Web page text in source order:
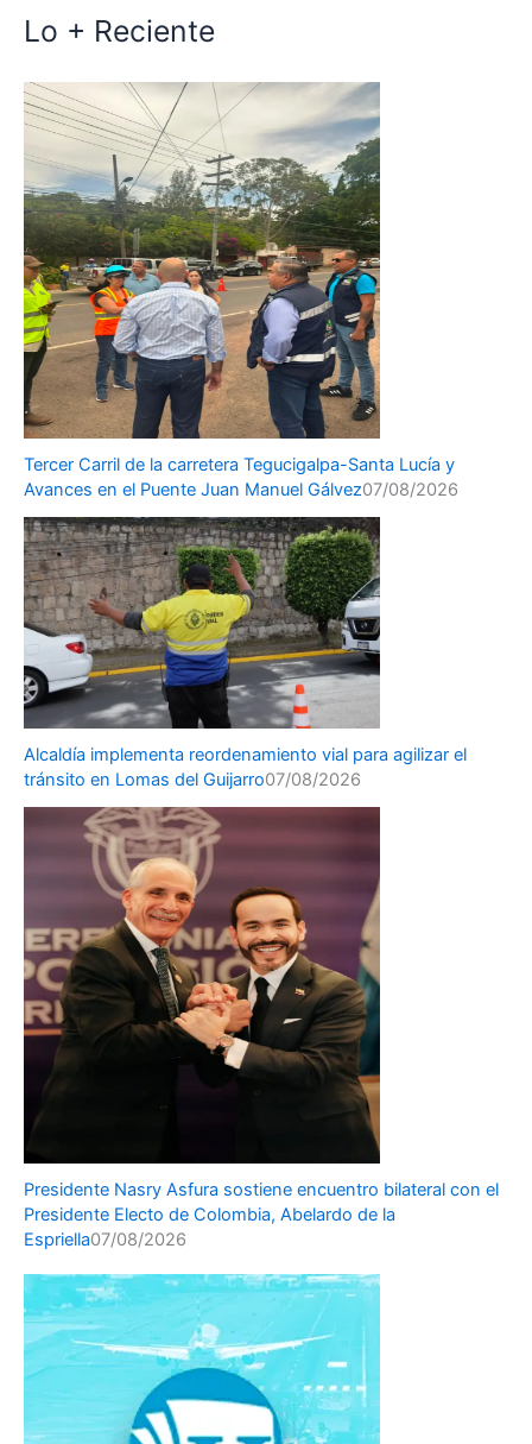
Lo + Reciente
Tercer Carril de la carretera Tegucigalpa-Santa Lucía y
Avances en el Puente Juan Manuel Gálvez07/08/2026
Alcaldía implementa reordenamiento vial para agilizar el
tránsito en Lomas del Guijarro07/08/2026
Presidente Nasry Asfura sostiene encuentro bilateral con el
Presidente Electo de Colombia, Abelardo de la
Espriella07/08/2026